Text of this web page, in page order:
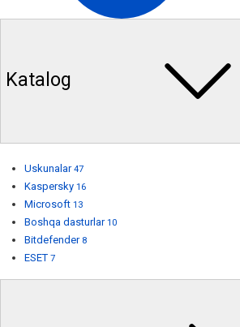
Katalog
Uskunalar 47
Kaspersky 16
Microsoft 13
Boshqa dasturlar 10
Bitdefender 8
ESET 7